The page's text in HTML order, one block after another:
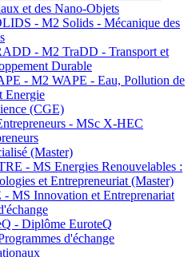
et des Nano-Objets
- M2 Solids - Mécanique des
- M2 TraDD - Transport et
Durable
- M2 WAPE - Eau, Pollution de
Energie
(CGE)
- MSc X-HEC
(Master)
- MS Energies Renouvelables :
et Entrepreneuriat (Master)
- MS Innovation et Entreprenariat
- Diplôme EuroteQ
d'échange